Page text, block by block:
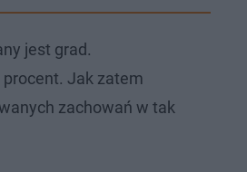
jest grad.
Jak zatem
zachowań w tak